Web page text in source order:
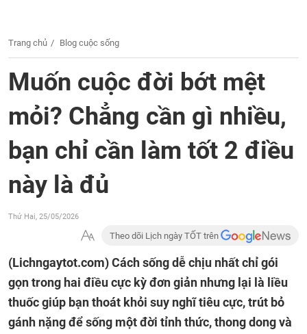
Trang chủ Blog cuộc sống
Muốn cuộc đời bớt mệt
mỏi? Chẳng cần gì nhiều,
bạn chỉ cần làm tốt 2 điều
này là đủ
Thứ Hai, 25/05/2026
Theo dõi Lịch ngày TỐT trên
(Lichngaytot.com)Cách sống dễ chịu nhất chỉ gói
gọn trong hai điều cực kỳ đơn giản nhưng lại là liều
thuốc giúp bạn thoát khỏi suy nghĩ tiêu cực, trút bỏ
gánh nặng để sống một đời tỉnh thức, thong dong và